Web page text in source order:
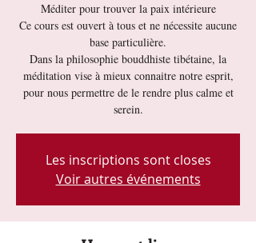
Méditer pour trouver la paix intérieure
Ce cours est ouvert à tous et ne nécessite aucune
base particulière.
Dans la philosophie bouddhiste tibétaine, la
méditation vise à mieux connaitre notre esprit,
pour nous permettre de le rendre plus calme et
serein.
Les inscriptions sont closes
Voir autres événements